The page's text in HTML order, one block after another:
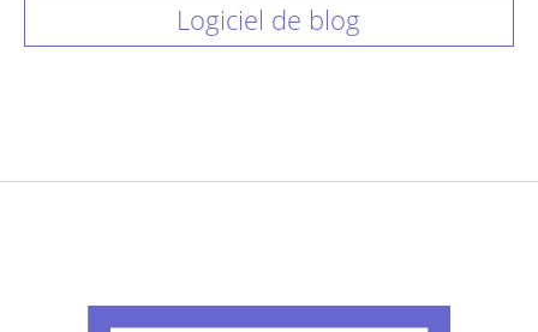
Logiciel de blog